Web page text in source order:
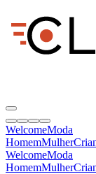
WelcomeModa
HomemMulher
WelcomeModa
HomemMulher